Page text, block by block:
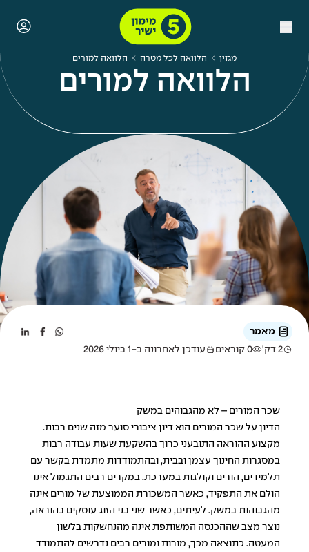
מגזין הלוואה לכל מטרה הלוואה למורים
הלוואה למורים
מאמר
2 דק'
0 קוראים עודכן לאחרונה ב-1 ביולי 2026
שכר המורים – לא מהגבוהים במשק
הדיון על שכר המורים הוא דיון ציבורי סוער מזה שנים רבות.
מקצוע ההוראה התובעני כרוך בהשקעת שעות עבודה רבות
במסגרות החינוך עצמן ובבית, ובהתמודדות מתמדת בקשר עם
תלמידים, הורים וקולגות במערכת. במקרים רבים התגמול אינו
הולם את התפקיד, כאשר המשכורת הממוצעת של מורים אינה
מהגבוהות במשק. לעיתים, כאשר שני בני הזוג עוסקים בהוראה,
נוצר מצב שההכנסה המשותפת אינה מהנחשקות בלשון
המעטה. כתוצאה מכך, מורות ומורים רבים נדרשים להתמודד